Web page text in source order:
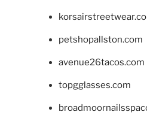
petshopallston.com
avenue26tacos.com
topgglasses.com